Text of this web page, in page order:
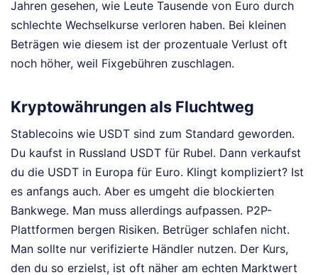
Jahren gesehen, wie Leute Tausende von Euro durch
schlechte Wechselkurse verloren haben. Bei kleinen
Beträgen wie diesem ist der prozentuale Verlust oft
noch höher, weil Fixgebühren zuschlagen.
Kryptowährungen als Fluchtweg
Stablecoins wie USDT sind zum Standard geworden.
Du kaufst in Russland USDT für Rubel. Dann verkaufst
du die USDT in Europa für Euro. Klingt kompliziert? Ist
es anfangs auch. Aber es umgeht die blockierten
Bankwege. Man muss allerdings aufpassen. P2P-
Plattformen bergen Risiken. Betrüger schlafen nicht.
Man sollte nur verifizierte Händler nutzen. Der Kurs,
den du so erzielst, ist oft näher am echten Marktwert